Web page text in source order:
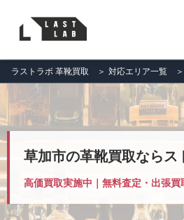
ラストラボ 革靴買取 ＞ 対応エリア一覧 ＞
草加市の革靴買取ならス
高価買取実施中｜無料査定・出張買